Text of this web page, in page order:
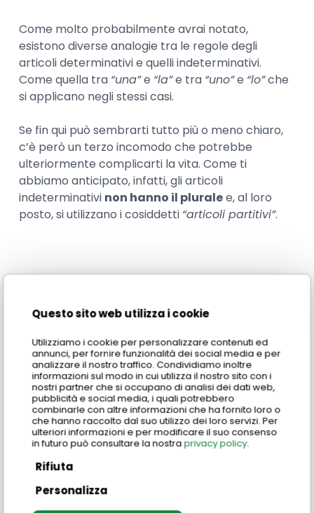
Questo sito web utilizza i cookie
Utilizziamo i cookie per personalizzare contenuti ed
annunci, per fornire funzionalità dei social media e per
analizzare il nostro traffico. Condividiamo inoltre
informazioni sul modo in cui utilizza il nostro sito con i
nostri partner che si occupano di analisi dei dati web,
pubblicità e social media, i quali potrebbero
combinarle con altre informazioni che ha fornito loro o
che hanno raccolto dal suo utilizzo dei loro servizi. Per
ulteriori informazioni e per modificare il suo consenso
in futuro può consultare la nostra privacy policy.
Rifiuta
Personalizza
Come molto probabilmente avrai notato,
esistono diverse analogie tra le regole degli
articoli determinativi e quelli indeterminativi.
Come quella tra “una”e “la”e tra “uno”e “lo”che
si applicano negli stessi casi.
Se fin qui può sembrarti tutto più o meno chiaro,
c’è però un terzo incomodo che potrebbe
ulteriormente complicarti la vita. Come ti
abbiamo anticipato, infatti, gli articoli
indeterminativi non hanno il pluralee, al loro
posto, si utilizzano i cosiddetti “articoli partitivi”.
partitivi? Imparali con
Centro Studi Italiani!
Per tirare le somme possiamo dire che usare
correttamente gli articoli determinativi e
indeterminativi è fondamentale per comunicare
in italiano in modo chiaro, fluido e naturale.
Ora però che hai imparato a distinguere tra
queste due tipologie, come dicevamo, c’è un